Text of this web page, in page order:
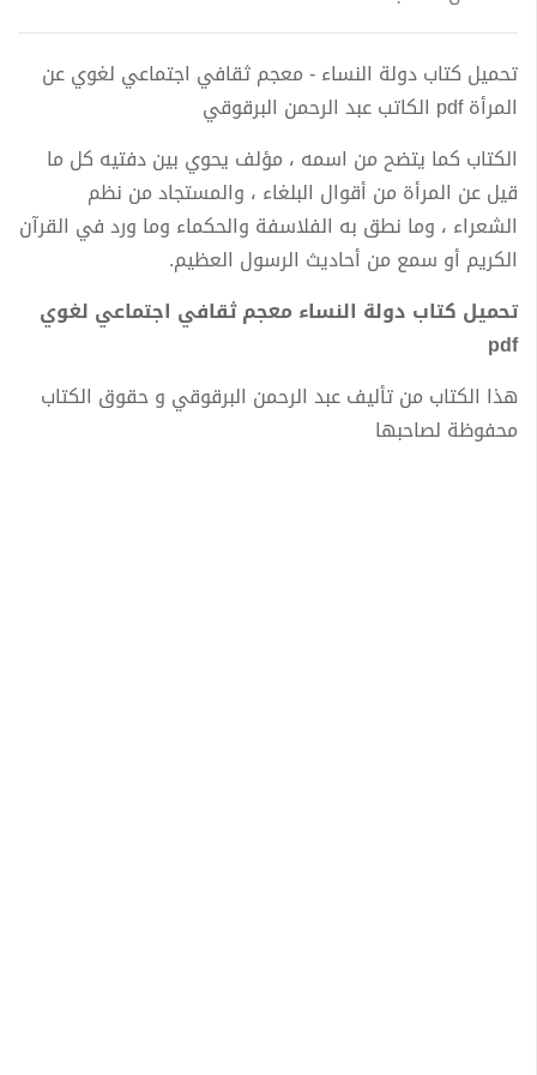
تحميل كتاب دولة النساء - معجم ثقافي اجتماعي لغوي عن
المرأة pdf الكاتب عبد الرحمن البرقوقي
الكتاب كما يتضح من اسمه ، مؤلف يحوي بين دفتيه كل ما
قيل عن المرأة من أقوال البلغاء ، والمستجاد من نظم
الشعراء ، وما نطق به الفلاسفة والحكماء وما ورد في القرآن
الكريم أو سمع من أحاديث الرسول العظيم.
تحميل كتاب دولة النساء معجم ثقافي اجتماعي لغوي
pdf
هذا الكتاب من تأليف عبد الرحمن البرقوقي و حقوق الكتاب
محفوظة لصاحبها